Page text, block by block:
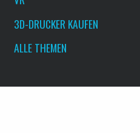
3D-DRUCKER KAUFEN
ALLE THEMEN